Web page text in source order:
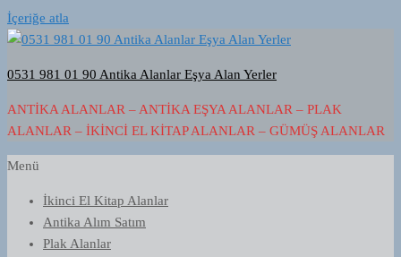
İçeriğe atla
0531 981 01 90 Antika Alanlar Eşya Alan Yerler
ANTIKA ALANLAR – ANTIKA EŞYA ALANLAR – PLAK
ALANLAR – İKINCI EL KITAP ALANLAR – GÜMÜŞ ALANLAR
Menü
İkinci El Kitap Alanlar
Antika Alım Satım
Plak Alanlar